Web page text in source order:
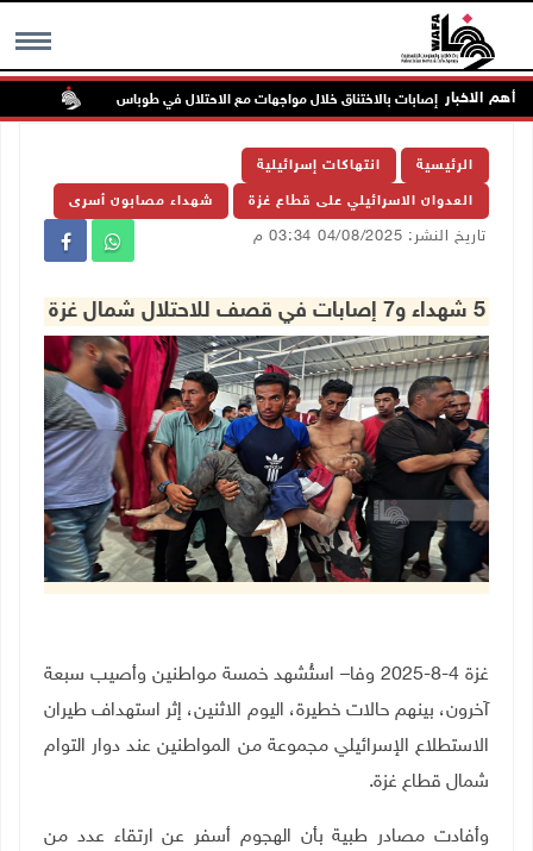
MENU أهم الاخبارإصابات بالاختناق خلال مواجهات مع الاحتلال في طوباس
الرئيسية انتهاكات إسرائيلية
العدوان الاسرائيلي على قطاع غزة شهداء مصابون أسرى
تاريخ النشر: 04/08/2025 03:34 م
5 شهداء و7 إصابات في قصف للاحتلال شمال غزة
غزة 4-8-2025 وفا –استُشهد خمسة مواطنين وأصيب سبعة
آخرون، بينهم حالات خطيرة، اليوم الاثنين، إثر استهداف طيران
الاستطلاع الإسرائيلي مجموعة من المواطنين عند دوار التوام
شمال قطاع غزة.
وأفادت مصادر طبية بأن الهجوم أسفر عن ارتقاء عدد من